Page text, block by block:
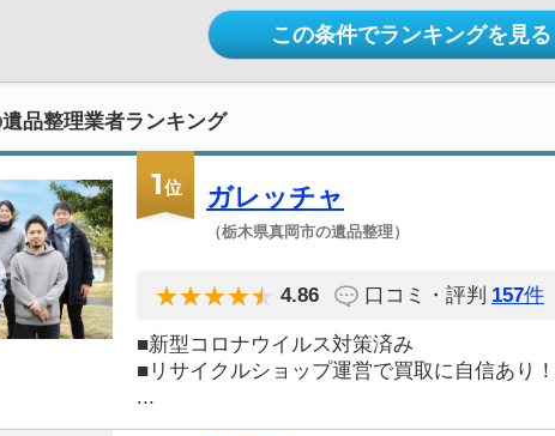
この条件でランキングを見る
品整理業者ランキング
1位 ガレッチャ
（栃木県真岡市の遺品整理）
4.86 口コミ・評判 157件
■新型コロナウイルス対策済み
■リサイクルショップ運営で買取に自信あり！
...